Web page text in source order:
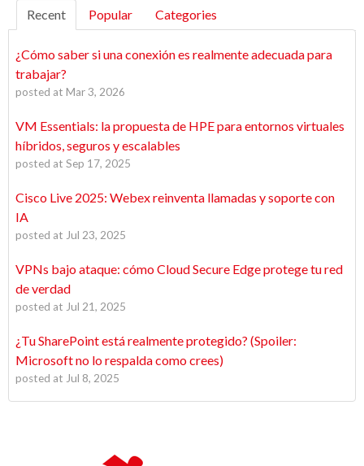
Recent Popular Categories
¿Cómo saber si una conexión es realmente adecuada para
trabajar?
posted at Mar 3, 2026
VM Essentials: la propuesta de HPE para entornos virtuales
híbridos, seguros y escalables
posted at Sep 17, 2025
Cisco Live 2025: Webex reinventa llamadas y soporte con
IA
posted at Jul 23, 2025
VPNs bajo ataque: cómo Cloud Secure Edge protege tu red
de verdad
posted at Jul 21, 2025
¿Tu SharePoint está realmente protegido? (Spoiler:
Microsoft no lo respalda como crees)
posted at Jul 8, 2025